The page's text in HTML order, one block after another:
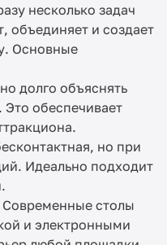
несколько задач
объединяет и создает
Основные
долго объяснять
Это обеспечивает
но при
Идеально подходит
Современные столы
и электронными